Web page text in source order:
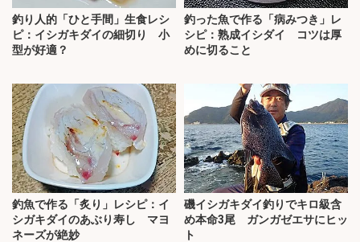
釣り人的「ひと手間」生食レシ
ピ：イシガキダイの細切り 小
型が好適？
釣った魚で作る「病みつき」レ
シピ：熟成イシダイ コツは厚
めに切ること
釣魚で作る「炙り」レシピ：イ
シガキダイのあぶり寿し マヨ
ネーズが絶妙
磯イシガキダイ釣りでキロ級含
め本命3尾 ガンガゼエサにヒッ
ト